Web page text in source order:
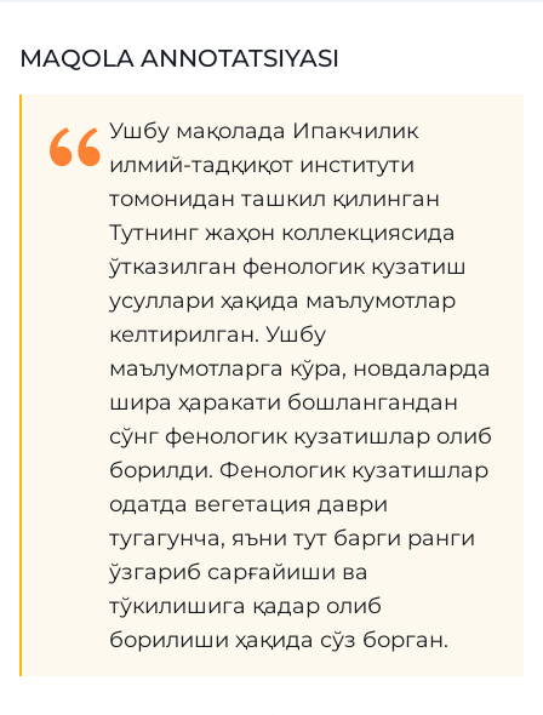
MAQOLA ANNOTATSIYASI
Ушбу мақолада Ипакчилик
илмий-тадқиқот институти
томонидан ташкил қилинган
Тутнинг жаҳон коллекциясида
ўтказилган фенологик кузатиш
усуллари ҳақида маълумотлар
келтирилган. Ушбу
маълумотларга кўра, новдаларда
шира ҳаракати бошлангандан
сўнг фенологик кузатишлар олиб
борилди. Фенологик кузатишлар
одатда вегетация даври
тугагунча, яъни тут барги ранги
ўзгариб сарғайиши ва
тўкилишига қадар олиб
борилиши ҳақида сўз борган.